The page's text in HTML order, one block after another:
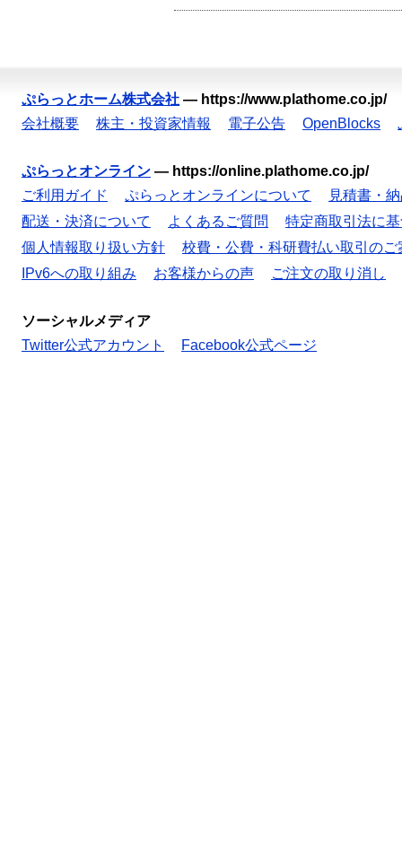
ぷらっとホーム株式会社 — https://www.plathome.co.jp/
会社概要
株主・投資家情報 電子公告 OpenBlocks
ぷらっとオンライン — https://online.plathome.co.jp/
ご利用ガイド
ぷらっとオンラインについて
見積書・
配送・決済について
よくあるご質問
特定商取引法に
個人情報取り扱い方針
校費・公費・科研費払い取引のご
IPv6への取り組み
お客様からの声 ご注文の取り消し
ソーシャルメディア
Twitter公式アカウント
Facebook公式ページ